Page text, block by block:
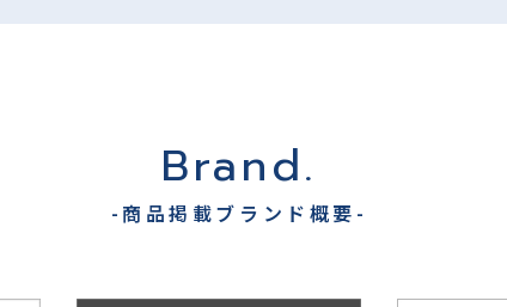
Brand.
-商品掲載ブランド概要-